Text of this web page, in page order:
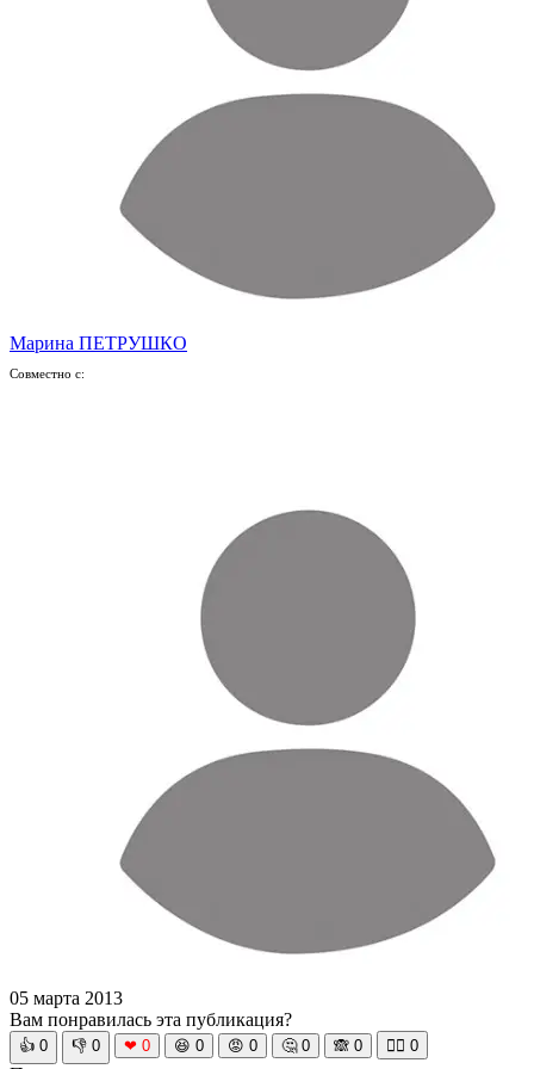
Марина ПЕТРУШКО
Совместно с:
05 марта 2013
Вам понравилась эта публикация?
👍 0 👎 0 ❤ 0 😆 0 😡 0 🤔 0 🙈 0 🧘‍♀️ 0